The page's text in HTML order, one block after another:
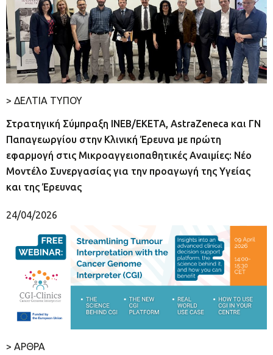
> ΔΕΛΤΙΑ ΤΥΠΟΥ
Στρατηγική Σύμπραξη ΙΝΕΒ/ΕΚΕΤΑ, AstraZeneca και ΓΝ
Παπαγεωργίου στην Κλινική Έρευνα με πρώτη
εφαρμογή στις Μικροαγγειοπαθητικές Αναιμίες: Νέο
Μοντέλο Συνεργασίας για την προαγωγή της Υγείας
και της Έρευνας
24/04/2026
> ΑΡΘΡΑ